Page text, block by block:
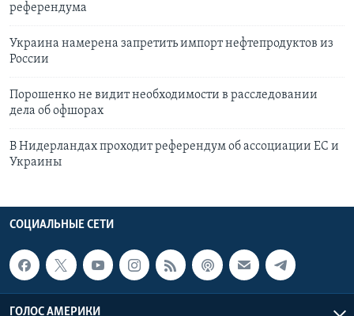
референдума
Украина намерена запретить импорт нефтепродуктов из
России
Порошенко не видит необходимости в расследовании
дела об офшорах
В Нидерландах проходит референдум об ассоциации ЕС и
Украины
СОЦИАЛЬНЫЕ СЕТИ
ГОЛОС АМЕРИКИ